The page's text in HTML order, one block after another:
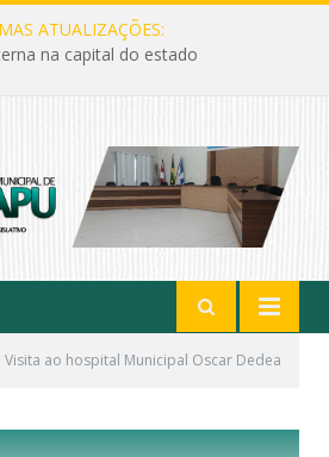
ATUALIZAÇÕES:
na capital do estado
Visita ao hospital Municipal Oscar Dedea